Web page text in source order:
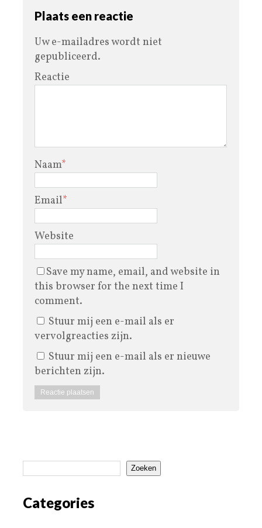
Plaats een reactie
Uw e-mailadres wordt niet
gepubliceerd.
Reactie
Naam*
Email*
Website
Save my name, email, and website in
this browser for the next time I
comment.
Stuur mij een e-mail als er
vervolgreacties zijn.
Stuur mij een e-mail als er nieuwe
berichten zijn.
Zoeken
Categories